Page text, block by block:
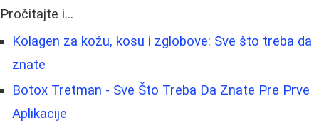
Pročitajte i...
Kolagen za kožu, kosu i zglobove: Sve što treba da
znate
Botox Tretman - Sve Što Treba Da Znate Pre Prve
Aplikacije